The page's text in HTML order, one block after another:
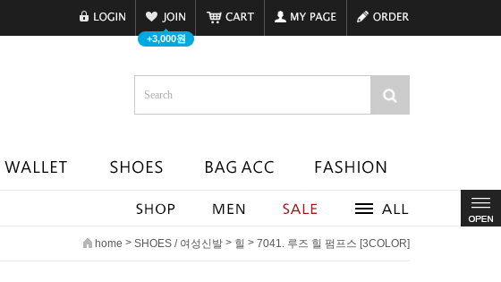
+3,000원
home > SHOES / 여성신발 > 힐 > 7041. 루즈 힐 펌프스 [3COLOR]